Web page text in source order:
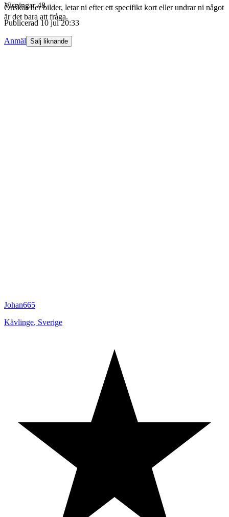
Önskas fler bilder, letar ni efter ett specifikt kort eller undrar ni något
är det bara att fråga.
Visningar 48
Publicerad 10 jul 20:33
Anmäl Sälj liknande
Johan665
Kävlinge, Sverige